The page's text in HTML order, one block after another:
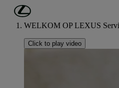
Ga naar de hoofdinhoud
WELKOM OP LEXUS
Click to play video